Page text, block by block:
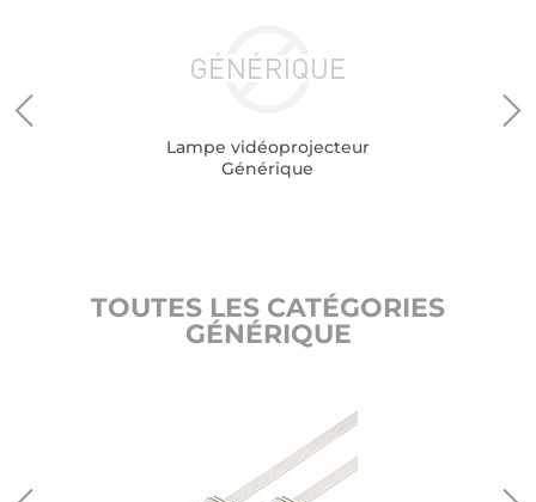
Lampe vidéoprojecteur
Générique
TOUTES LES CATÉGORIES
GÉNÉRIQUE